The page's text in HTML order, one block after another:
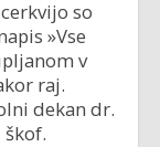
so
»Vse
v
raj.
dekan dr.